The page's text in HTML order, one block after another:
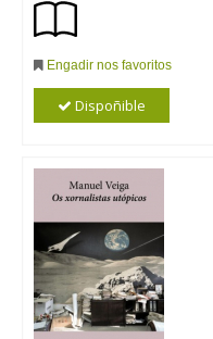
Engadir nos favoritos
Dispoñible